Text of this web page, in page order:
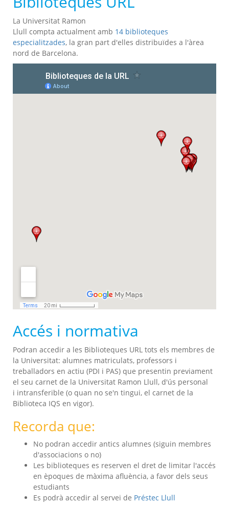
La Universitat Ramon
Llull compta actualment amb 14 biblioteques
especialitzades, la gran part d'elles distribuïdes a l'àrea
nord de Barcelona.
Accés i normativa
Podran accedir a les Biblioteques URL tots els membres de
la Universitat: alumnes matriculats, professors i
treballadors en actiu (PDI i PAS) que presentin previament
el seu carnet de la Universitat Ramon Llull, d'ús personal
i intransferible (o quan no se'n tingui, el carnet de la
Biblioteca IQS en vigor).
Recorda que:
No podran accedir antics alumnes (siguin membres
d'associacions o no)
Les biblioteques es reserven el dret de limitar l'accés
en èpoques de màxima afluència, a favor dels seus
estudiants
Es podrà accedir al servei de Préstec Llull